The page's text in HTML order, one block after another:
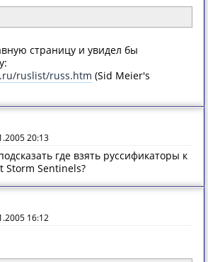
страницу и увидел бы
ruslist/russ.htm (Sid Meier's
20:13
где взять руссификаторы к
Storm Sentinels?
16:12